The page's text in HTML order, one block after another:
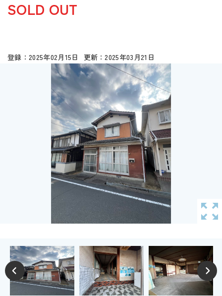
SOLD OUT
2025年02月15日 2025年03月21日